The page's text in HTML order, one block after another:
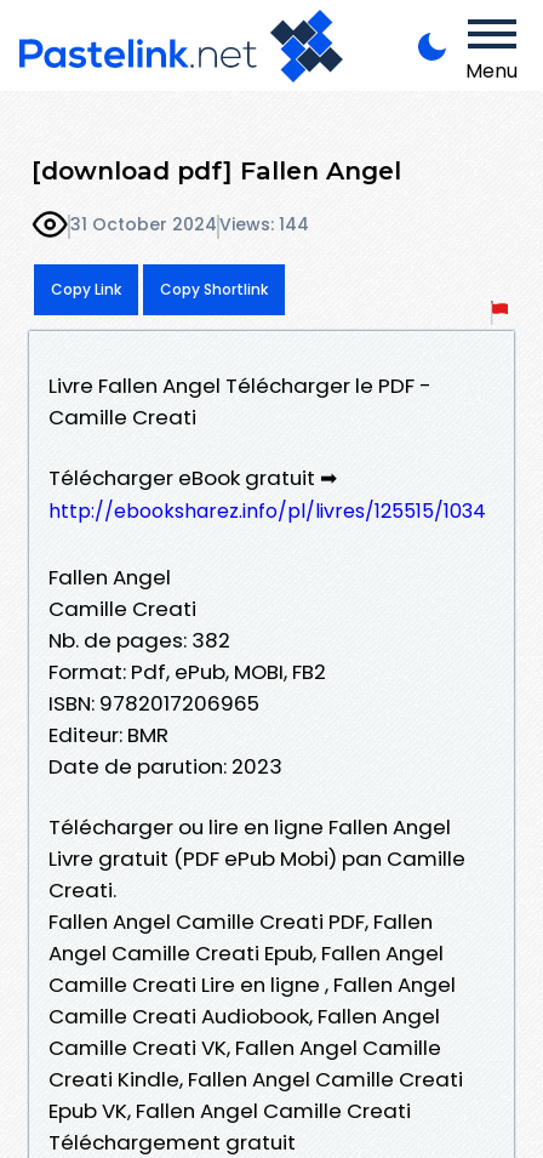
Menu
[download pdf] Fallen Angel
31 October 2024Views: 144
Copy Link Copy Shortlink
Livre Fallen Angel Télécharger le PDF -
Camille Creati
Télécharger eBook gratuit ➡
http://ebooksharez.info/pl/livres/125515/1034
Fallen Angel
Camille Creati
Nb. de pages: 382
Format: Pdf, ePub, MOBI, FB2
ISBN: 9782017206965
Editeur: BMR
Date de parution: 2023
Télécharger ou lire en ligne Fallen Angel
Livre gratuit (PDF ePub Mobi) pan Camille
Creati.
Fallen Angel Camille Creati PDF, Fallen
Angel Camille Creati Epub, Fallen Angel
Camille Creati Lire en ligne , Fallen Angel
Camille Creati Audiobook, Fallen Angel
Camille Creati VK, Fallen Angel Camille
Creati Kindle, Fallen Angel Camille Creati
Epub VK, Fallen Angel Camille Creati
Téléchargement gratuit